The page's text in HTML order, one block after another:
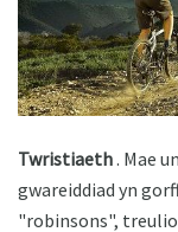
Twristiaeth. Mae
gwareiddiad yn
"robinsons", treulio